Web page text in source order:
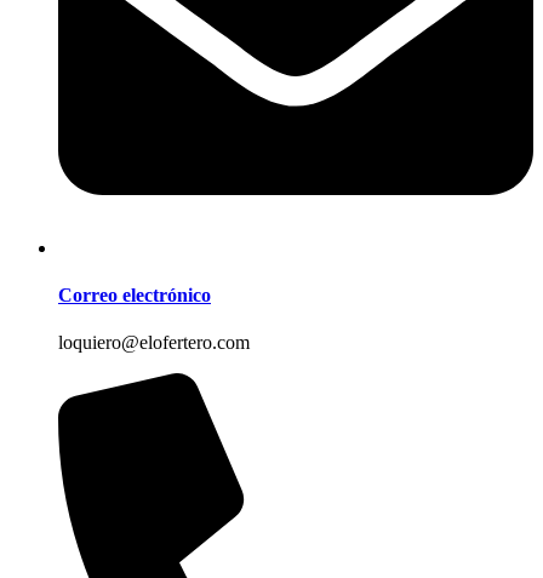
Correo electrónico
loquiero@elofertero.com